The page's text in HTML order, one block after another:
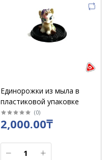
Единорожки из мыла в
пластиковой упаковке
(0)
2,000.00₸